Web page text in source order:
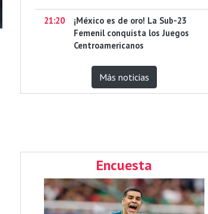
21:20
¡México es de oro! La Sub-23
Femenil conquista los Juegos
Centroamericanos
Más noticias
Encuesta